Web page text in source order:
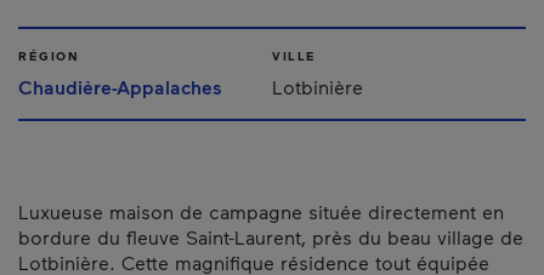
RÉGION
Chaudière-Appalaches
VILLE
Lotbinière
Luxueuse maison de campagne située directement en
bordure du fleuve Saint-Laurent, près du beau village de
Lotbinière. Cette magnifique résidence tout équipée